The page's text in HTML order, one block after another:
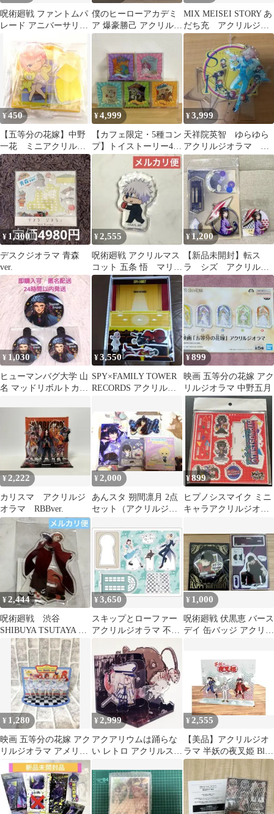
呪術廻戦 ファントムパ
レード アニバーサリー
ンド 五条悟
僕のヒーローアカデミ
ア 爆豪勝己 アクリルス
タンド アクリルジオラ
MIX MEISEI STORY あ
だち充 アクリルジオ
ラマ アクキー
¥450
【五等分の花嫁】中野
一花 ミニアクリルジ
オラマ アクリルスタ
ンド
¥4,999
【カフェ限定・5種コン
プ】トイストーリー4
アクリルジオラマ フル
¥3,999
天祥院英智 ゆらゆら
アクリルジオラマ あ
んスタ グッズ 5周年
¥ 1,300
デスクジオラマ 青森
ver.
¥2,555
呪術廻戦 アクリルマス
コット 五条 悟 マリン
タワー Cafe FanBase
¥1,200
【新品未開封】転ス
ラ シズ アクリルジ
オラマ、アクリルコー
スター セット
¥ 1,030
ヒューマンバグ大学 山
名 マッドリボルトカフ
¥3,550
SPY×FAMILY TOWER
RECORDS アクリルジ
¥899
映画 五等分の花嫁 アク
リルジオラマ 中野五月
¥2,222
カリスマ アクリルジ
オラマ RBBver.
¥2,000
あんスタ 朔間凛月 2点
セット（アクリルジオ
キー）
¥899
ヒプノシスマイク ミニ
キャラアクリルジオラ
¥2,444
呪術廻戦 渋谷
SHIBUYA TSUTAYA ア
クリルスタンド 釘崎
野薔薇
¥3,650
スキップとローファー
アクリルジオラマ 不思
津未 志摩聡介
¥ 1,000
呪術廻戦 伏黒恵 バース
デイ 缶バッジ アクリル
¥ 1,280
映画 五等分の花嫁 アク
リルジオラマ アメリカ
ンポップ ダイナー 集合
アクスタ
¥2,999
アクアリウムは踊らな
い レトロ アクリルスタ
¥ 2,555
【美品】アクリルジオ
ラマ 半妖の夜叉姫 Blu-
ray 楽天ブックス購入特